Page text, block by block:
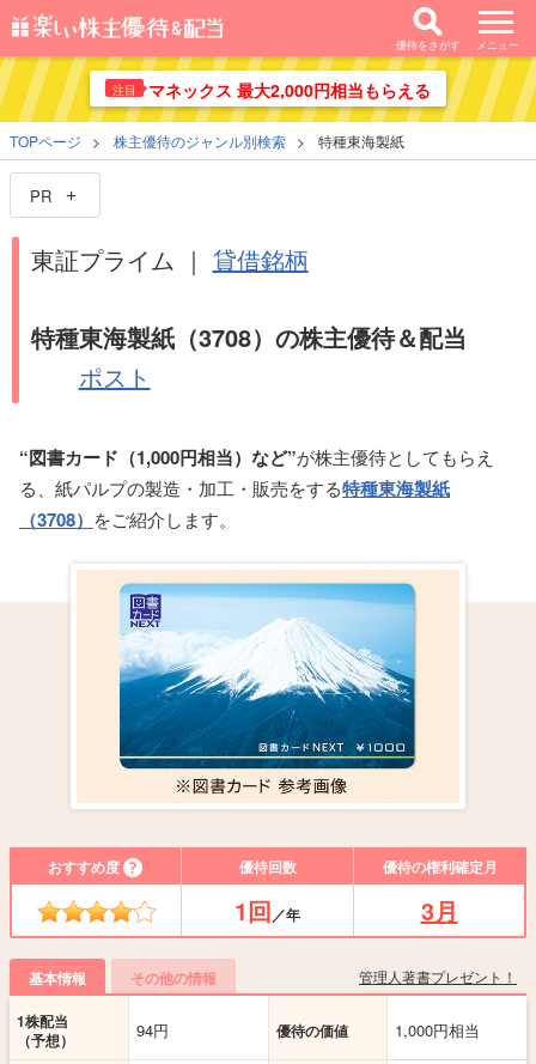
優待をさがす メニュー
注目 マネックス 最大2,000円相当もらえる
TOPページ 株主優待のジャンル別検索 特種東海製紙
PR
東証プライム ｜ 貸借銘柄
特種東海製紙（3708）の株主優待＆配当
ポスト
“図書カード（1,000円相当）など”が株主優待としてもらえ
る、紙パルプの製造・加工・販売をする特種東海製紙
（3708） をご紹介します。
おすすめ度 優待回数 優待の権利確定月
1回／年 3月
基本情報 その他の情報 管理人著書プレゼント！
1株配当
（予想）
94円 優待の価値 1,000円相当